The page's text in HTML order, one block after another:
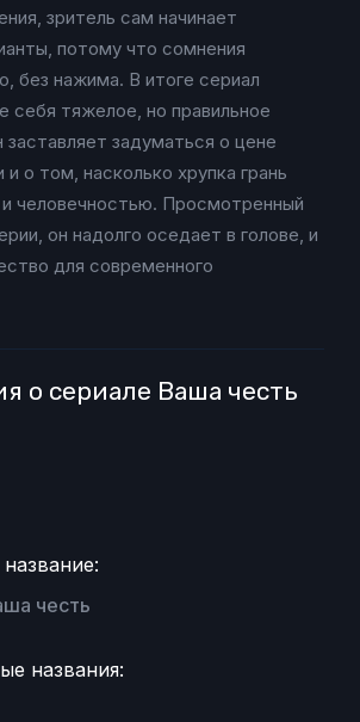
зритель сам начинает
потому что сомнения
без нажима. В итоге сериал
себя тяжелое, но правильное
заставляет задуматься о цене
и о том, насколько хрупка грань
человечностью. Просмотренный
он надолго оседает в голове, и
для современного
о сериале Ваша честь
честь
названия: